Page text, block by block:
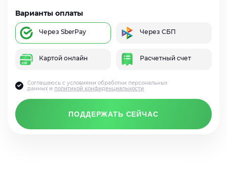
Варианты оплаты
Через SberPay Через СБП
Картой онлайн Расчетный счет
ПОДДЕРЖАТЬ СЕЙЧАС
Соглашаюсь с условиями обработки персональных
данных и политикой конфиденциальности